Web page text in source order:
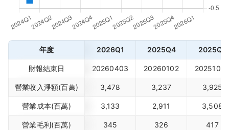
年度 2026Q1 2025Q4 2025Q3
財報結束日 20260403 20260102
營業收入淨額(百萬) 3,478 3,237 3,925
營業成本(百萬) 3,133 2,911 3,508
營業毛利(百萬) 345 326 417